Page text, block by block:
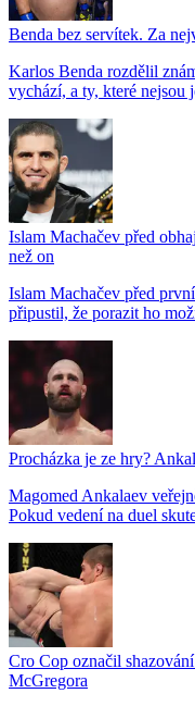
Benda bez servítek. Za
Karlos Benda rozdělil
vychází, a ty, které nejsou
Islam Machačev před
než on
Islam Machačev před
připustil, že porazit ho
Procházka je ze hry?
Magomed Ankalaev
Pokud vedení na duel
Cro Cop označil
McGregora